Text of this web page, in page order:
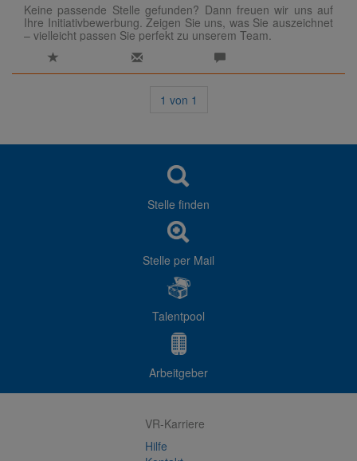
Keine passende Stelle gefunden? Dann freuen wir uns auf
Ihre Initiativbewerbung. Zeigen Sie uns, was Sie auszeichnet
– vielleicht passen Sie perfekt zu unserem Team.
1 von 1
Stelle finden
Stelle per Mail
Talentpool
Arbeitgeber
VR-Karriere
Hilfe